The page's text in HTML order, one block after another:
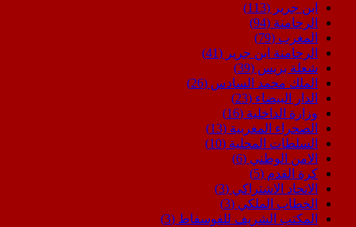
ابن جرير (113)
الرحامنة (94)
المغرب (79)
الرحامنة ابن جرير (41)
شعلة بريس (39)
الملك محمد السادس (26)
الدار البيضاء (23)
وزارة الداخلية (16)
الصحراء المغربية (13)
السلطات المحلية (10)
الامن الوطني (6)
كرة القدم (5)
الاتحاد الاشتراكي (3)
الخطاب الملكي (3)
المكتب الشريف للفوسفاط (3)